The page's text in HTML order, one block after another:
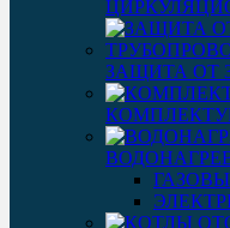
ЗАЩИТА ОТ